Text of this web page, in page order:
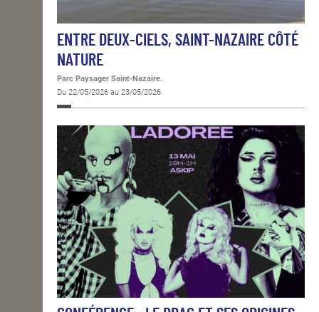
ENTRE DEUX-CIELS, SAINT-NAZAIRE CÔTÉ
NATURE
Parc Paysager Saint-Nazaire.
Du 22/05/2026 au 23/05/2026